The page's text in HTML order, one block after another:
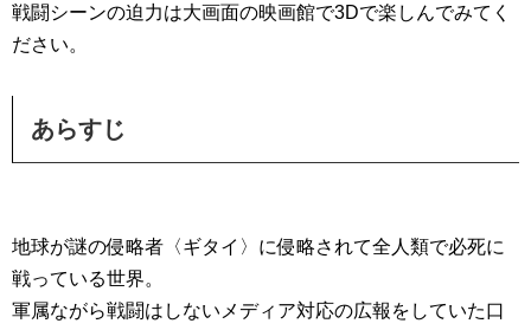
戦闘シーンの迫力は大画面の映画館で3Dで楽しんでみてく
ださい。
あらすじ
地球が謎の侵略者〈ギタイ〉に侵略されて全人類で必死に
戦っている世界。
軍属ながら戦闘はしないメディア対応の広報をしていた口